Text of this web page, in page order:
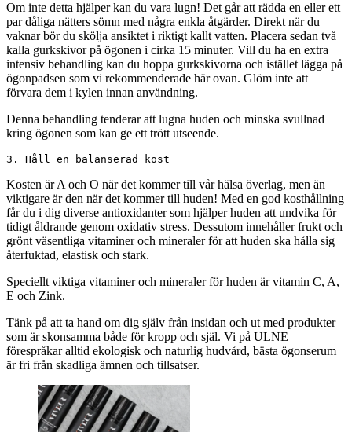
Om inte detta hjälper kan du vara lugn! Det går att rädda en eller ett
par dåliga nätters sömn med några enkla åtgärder. Direkt när du
vaknar bör du skölja ansiktet i riktigt kallt vatten. Placera sedan två
kalla gurkskivor på ögonen i cirka 15 minuter. Vill du ha en extra
intensiv behandling kan du hoppa gurkskivorna och istället lägga på
ögonpadsen som vi rekommenderade här ovan. Glöm inte att
förvara dem i kylen innan användning.
Denna behandling tenderar att lugna huden och minska svullnad
kring ögonen som kan ge ett trött utseende.
3. Håll en balanserad kost
Kosten är A och O när det kommer till vår hälsa överlag, men än
viktigare är den när det kommer till huden! Med en god kosthållning
får du i dig diverse antioxidanter som hjälper huden att undvika för
tidigt åldrande genom oxidativ stress. Dessutom innehåller frukt och
grönt väsentliga vitaminer och mineraler för att huden ska hålla sig
återfuktad, elastisk och stark.
Speciellt viktiga vitaminer och mineraler för huden är vitamin C, A,
E och Zink.
Tänk på att ta hand om dig själv från insidan och ut med produkter
som är skonsamma både för kropp och själ. Vi på ULNE
förespråkar alltid ekologisk och naturlig hudvård, bästa ögonserum
är fri från skadliga ämnen och tillsatser.